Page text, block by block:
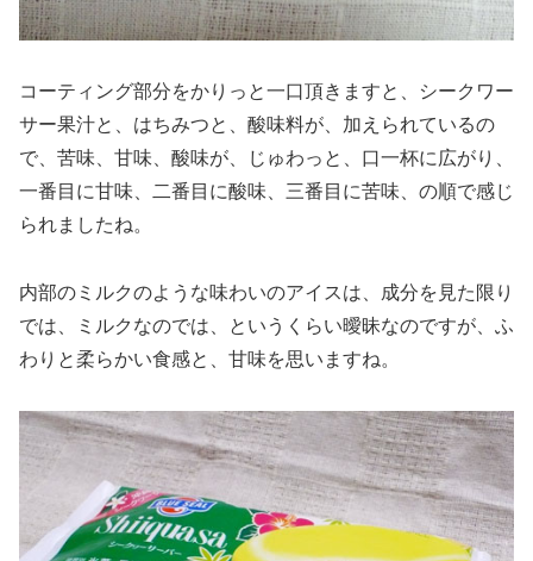
コーティング部分をかりっと一口頂きますと、シークワー
サー果汁と、はちみつと、酸味料が、加えられているの
で、苦味、甘味、酸味が、じゅわっと、口一杯に広がり、
一番目に甘味、二番目に酸味、三番目に苦味、の順で感じ
られましたね。
内部のミルクのような味わいのアイスは、成分を見た限り
では、ミルクなのでは、というくらい曖昧なのですが、ふ
わりと柔らかい食感と、甘味を思いますね。